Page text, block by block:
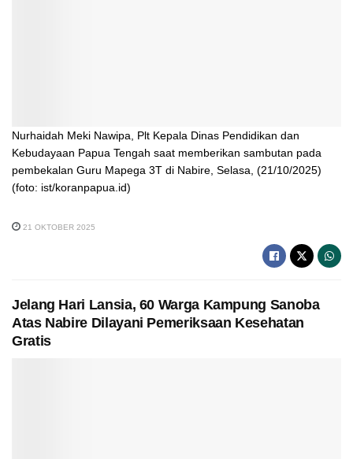
Nurhaidah Meki Nawipa, Plt Kepala Dinas Pendidikan dan
Kebudayaan Papua Tengah saat memberikan sambutan pada
pembekalan Guru Mapega 3T di Nabire, Selasa, (21/10/2025)
(foto: ist/koranpapua.id)
21 OKTOBER 2025
Jelang Hari Lansia, 60 Warga Kampung Sanoba
Atas Nabire Dilayani Pemeriksaan Kesehatan
Gratis